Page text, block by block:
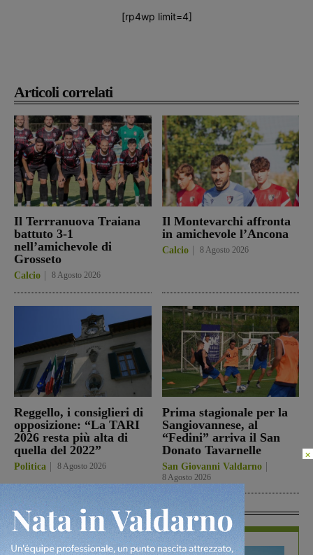
Articoli correlati
Il Terrranuova Traiana
battuto 3-1
nell’amichevole di
Grosseto
Calcio 8 Agosto 2026
Il Montevarchi affronta
in amichevole l’Ancona
Calcio 8 Agosto 2026
Reggello, i consiglieri di
opposizione: “La TARI
2026 resta più alta di
quella del 2022”
Politica 8 Agosto 2026
Prima stagionale per la
Sangiovannese, al
“Fedini” arriva il San
Donato Tavarnelle
San Giovanni Valdarno
8 Agosto 2026
In Vetrina
[rp4wp limit=4]
×